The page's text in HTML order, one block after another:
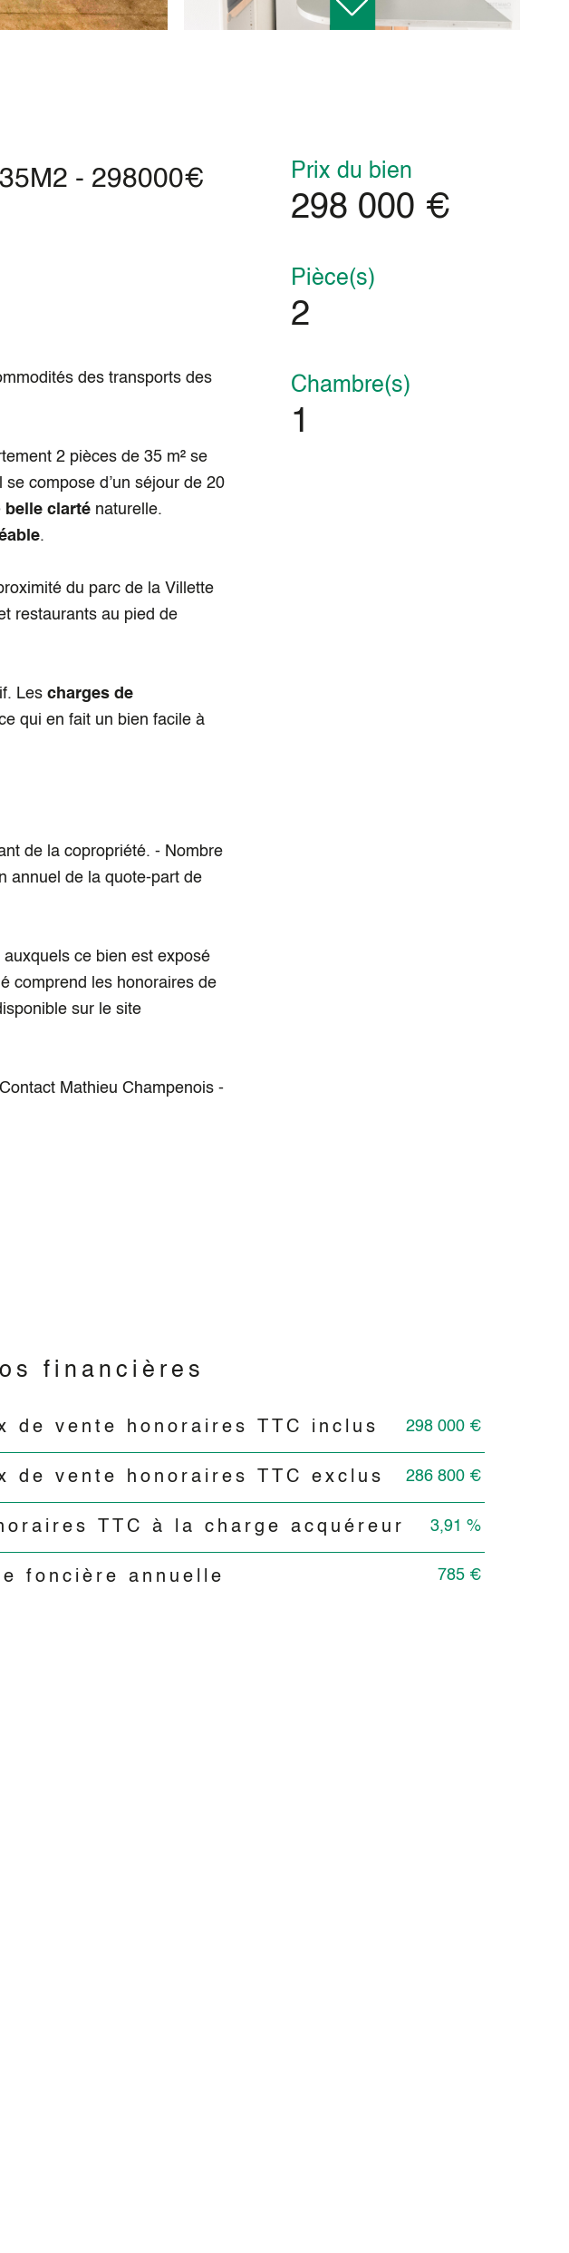
- 298000€
des transports des
2 pièces de 35 m² se
compose d’un séjour de 20
belle clarté naturelle.
.
du parc de la Villette
restaurants au pied de
Les charges de
qui en fait un bien facile à
de la copropriété. - Nombre
annuel de la quote-part de
ce bien est exposé
comprend les honoraires de
sur le site
Mathieu Champenois -
Prix du bien
298 000 €
Pièce(s)
2
Chambre(s)
1
financières
Valeurs
de vente honoraires TTC inclus 298 000 €
de vente honoraires TTC exclus 286 800 €
TTC à la charge acquéreur 3,91 %
foncière annuelle 785 €